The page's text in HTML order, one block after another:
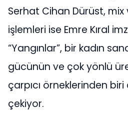
Serhat Cihan Dürüst,
işlemleri ise Emre Kıral
“Yangınlar”, bir kadın
gücünün ve çok yönlü
çarpıcı örneklerinden
çekiyor.